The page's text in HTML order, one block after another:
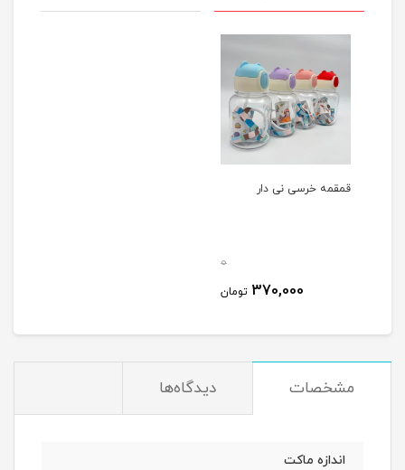
قمقمه خرسی نی دار
0
370,000 تومان
مشخصات دیدگاه‌ها
اندازه ماکت